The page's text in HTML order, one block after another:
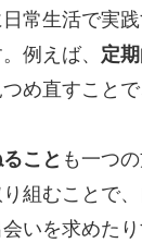
常生活で実
例えば、 定
め直すこと
こと も一つ
組むことで
いを求めた